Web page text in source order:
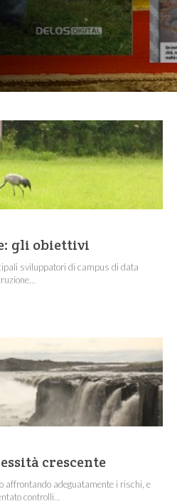
gli obiettivi
sviluppatori di campus di data
crescente
affrontando adeguatamente i rischi, e
controlli...